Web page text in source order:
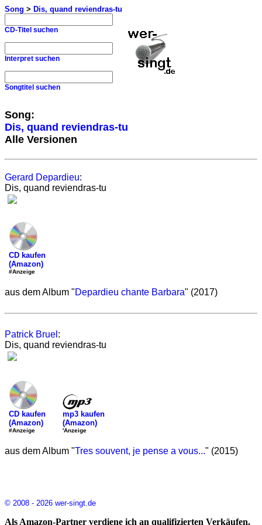
Song > Dis, quand reviendras-tu
CD-Titel suchen
Interpret suchen
Songtitel suchen
Song:
Dis, quand reviendras-tu
Alle Versionen
Gerard Depardieu:
Dis, quand reviendras-tu
CD kaufen
(Amazon)
#Anzeige
aus dem Album "Depardieu chante Barbara" (2017)
Patrick Bruel :
Dis, quand reviendras-tu
CD kaufen
(Amazon)
#Anzeige
mp3 kaufen
(Amazon)
'Anzeige
aus dem Album "Tres souvent, je pense a vous..." (2015)
© 2008 - 2026 wer-singt.de
Als Amazon-Partner verdiene ich an qualifizierten Verkäufen.